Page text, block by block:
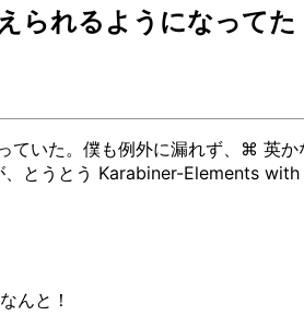
られるようになってた
いた。僕も例外に漏れず、⌘ 英
、とうとう Karabiner-Elements
んと！